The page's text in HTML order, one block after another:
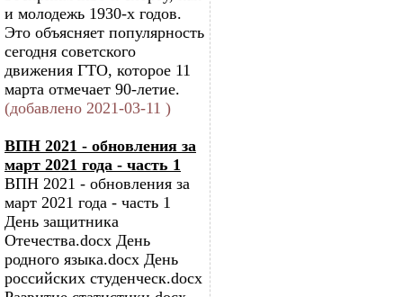
и молодежь 1930-х годов.
Это объясняет популярность
сегодня советского
движения ГТО, которое 11
марта отмечает 90-летие.
(добавлено 2021-03-11 )
ВПН 2021 - обновления за
март 2021 года - часть 1
ВПН 2021 - обновления за
март 2021 года - часть 1
День защитника
Отечества.docx День
родного языка.docx День
российских студенческ.docx